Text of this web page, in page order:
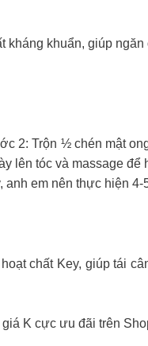
khuẩn, giúp
2: Trộn ½ chén mật
tóc và massage
em nên thực hiện 4-
chất Key, giúp tái
K cực ưu đãi trên